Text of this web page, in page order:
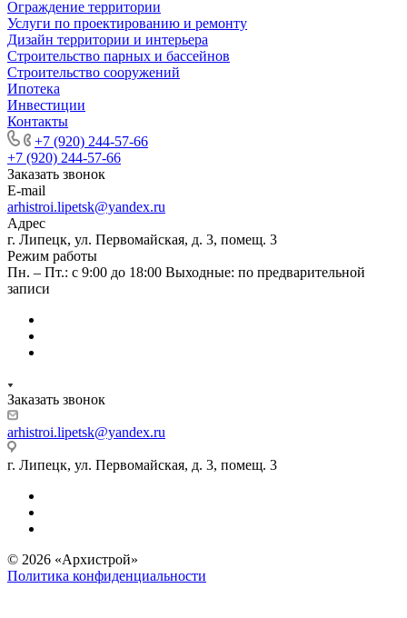
Ограждение территории
Услуги по проектированию и ремонту
Дизайн территории и интерьера
Строительство парных и бассейнов
Строительство сооружений
Ипотека
Инвестиции
Контакты
+7 (920) 244-57-66
+7 (920) 244-57-66
Заказать звонок
E-mail
arhistroi.lipetsk@yandex.ru
Адрес
г. Липецк, ул. Первомайская, д. 3, помещ. 3
Режим работы
Пн. – Пт.: с 9:00 до 18:00 Выходные: по предварительной
записи
Заказать звонок
arhistroi.lipetsk@yandex.ru
г. Липецк, ул. Первомайская, д. 3, помещ. 3
© 2026 «Архистрой»
Политика конфиденциальности